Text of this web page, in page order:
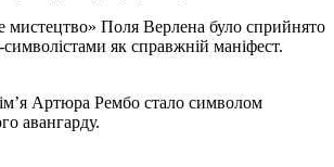
мистецтво» Поля Верлена було сприйнято
як справжній маніфест.
Артюра Рембо стало символом
авангарду.